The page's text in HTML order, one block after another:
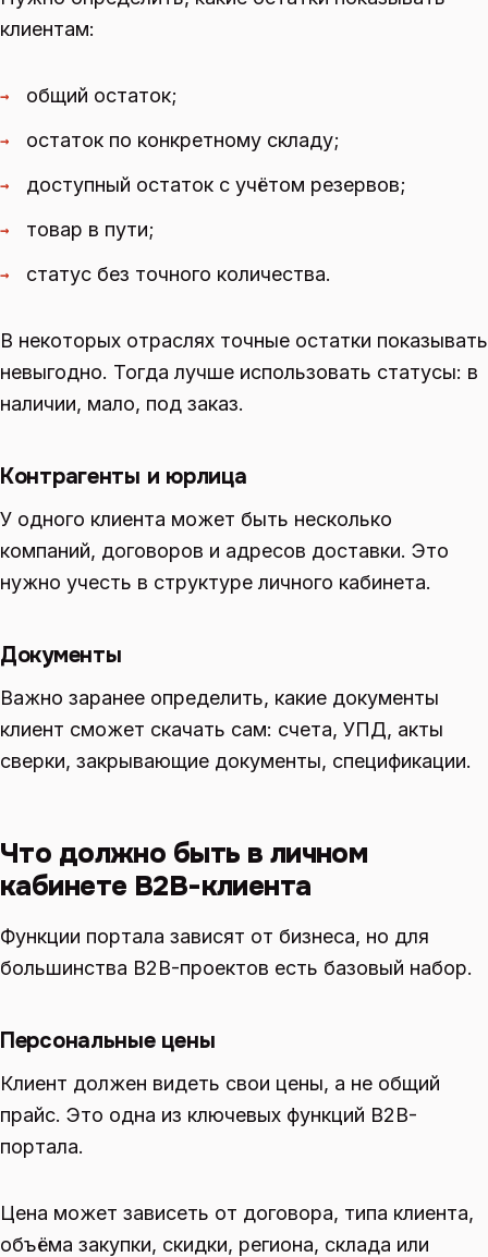
клиентам:
→ общий остаток;
→ остаток по конкретному складу;
→ доступный остаток с учётом резервов;
→ товар в пути;
→ статус без точного количества.
В некоторых отраслях точные остатки показывать
невыгодно. Тогда лучше использовать статусы: в
наличии, мало, под заказ.
Контрагенты и юрлица
У одного клиента может быть несколько
компаний, договоров и адресов доставки. Это
нужно учесть в структуре личного кабинета.
Документы
Важно заранее определить, какие документы
клиент сможет скачать сам: счета, УПД, акты
сверки, закрывающие документы, спецификации.
Что должно быть в личном
кабинете B2B-клиента
Функции портала зависят от бизнеса, но для
большинства B2B-проектов есть базовый набор.
Персональные цены
Клиент должен видеть свои цены, а не общий
прайс. Это одна из ключевых функций B2B-
портала.
Цена может зависеть от договора, типа клиента,
объёма закупки, скидки, региона, склада или